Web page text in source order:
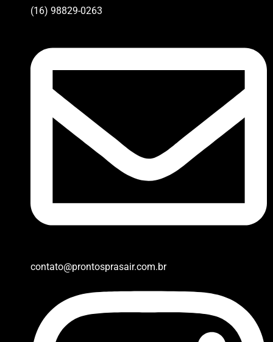
(16) 98829-0263
contato@prontosprasair.com.br